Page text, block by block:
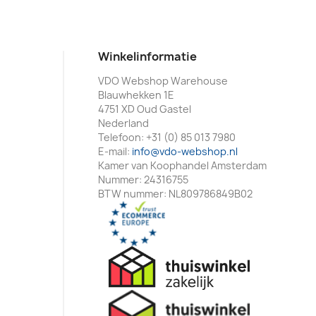
Winkelinformatie
VDO Webshop Warehouse
Blauwhekken 1E
4751 XD Oud Gastel
Nederland
Telefoon: +31 (0) 85 013 7980
E-mail: info@vdo-webshop.nl
Kamer van Koophandel Amsterdam
Nummer: 24316755
BTW nummer: NL809786849B02